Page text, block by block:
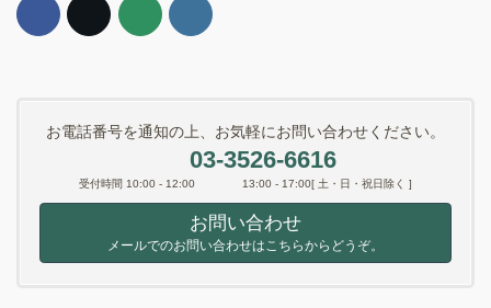
お電話番号を通知の上、お気軽にお問い合わせください。
03-3526-6616
受付時間 10:00 - 12:00 13:00 - 17:00[ 土・日・祝日除く ]
お問い合わせ
メールでのお問い合わせはこちらからどうぞ。